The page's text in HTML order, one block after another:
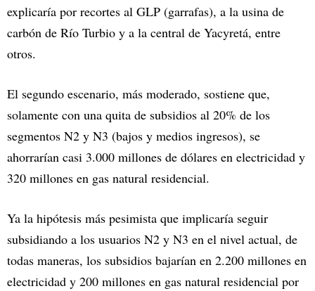
explicaría por recortes al GLP (garrafas), a la usina de
carbón de Río Turbio y a la central de Yacyretá, entre
otros.
El segundo escenario, más moderado, sostiene que,
solamente con una quita de subsidios al 20% de los
segmentos N2 y N3 (bajos y medios ingresos), se
ahorrarían casi 3.000 millones de dólares en electricidad y
320 millones en gas natural residencial.
Ya la hipótesis más pesimista que implicaría seguir
subsidiando a los usuarios N2 y N3 en el nivel actual, de
todas maneras, los subsidios bajarían en 2.200 millones en
electricidad y 200 millones en gas natural residencial por